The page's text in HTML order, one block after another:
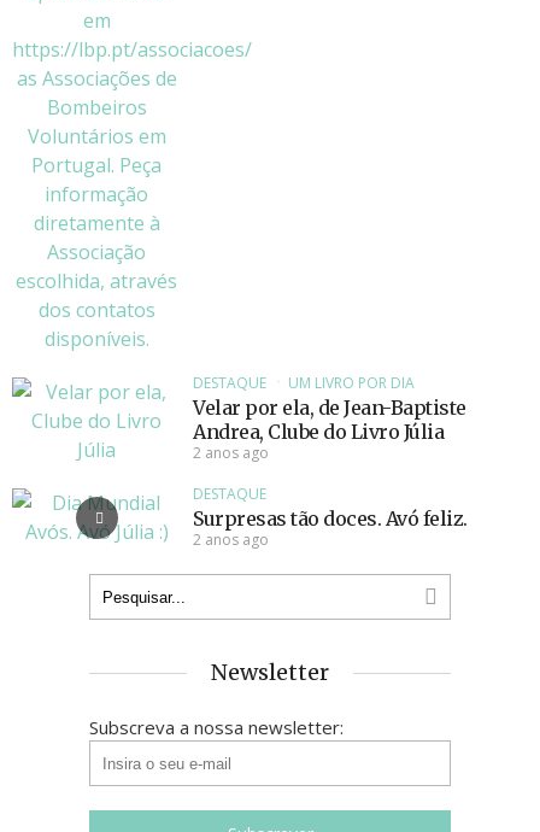
DESTAQUE UM LIVRO POR DIA
Velar por ela, de Jean-Baptiste
Andrea, Clube do Livro Júlia
2 anos ago
DESTAQUE
Surpresas tão doces. Avó feliz.
2 anos ago
Newsletter
Subscreva a nossa newsletter: